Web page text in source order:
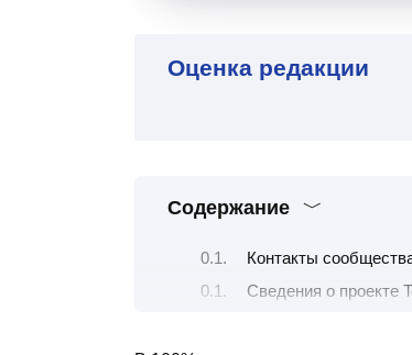
Оценка редакции
Содержание
Контакты
Сведения о проекте